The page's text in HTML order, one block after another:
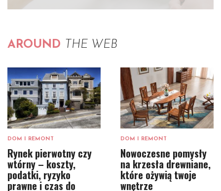
AROUND THE WEB
DOM I REMONT
Rynek pierwotny czy
wtórny – koszty,
podatki, ryzyko
prawne i czas do
DOM I REMONT
Nowoczesne pomysły
na krzesła drewniane,
które ożywią twoje
wnętrze